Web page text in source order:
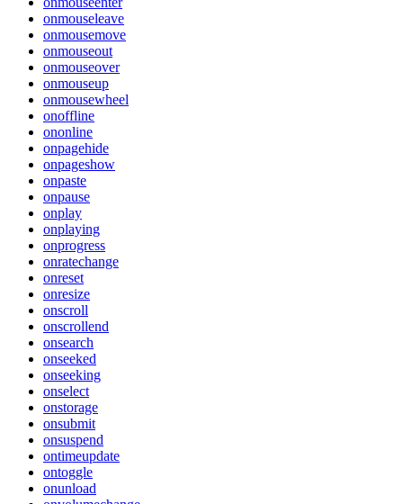
onmouseleave
onmousemove
onmouseout
onmouseover
onmouseup
onmousewheel
onoffline
ononline
onpagehide
onpageshow
onpaste
onpause
onplay
onplaying
onprogress
onratechange
onreset
onresize
onscroll
onscrollend
onsearch
onseeked
onseeking
onselect
onstorage
onsubmit
onsuspend
ontimeupdate
ontoggle
onunload